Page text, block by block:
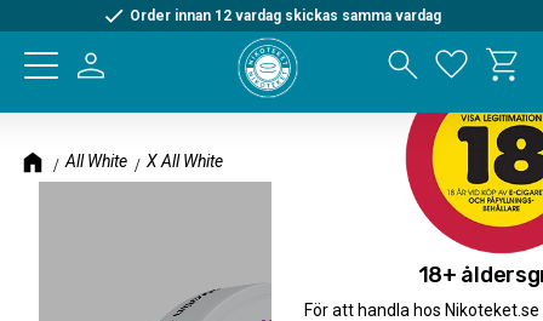
Meny
Order innan 12 vardag skickas samma vardag
All White X All White
18+
För att handla hos